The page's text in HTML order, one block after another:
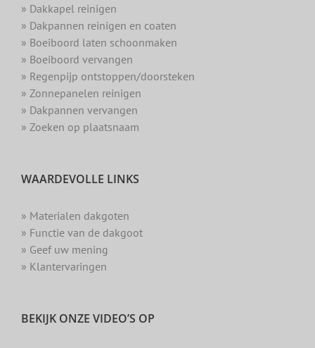
» Dakkapel reinigen
» Dakpannen reinigen en coaten
» Boeiboord laten schoonmaken
» Boeiboord vervangen
» Regenpijp ontstoppen/doorsteken
» Zonnepanelen reinigen
» Dakpannen vervangen
» Zoeken op plaatsnaam
WAARDEVOLLE LINKS
» Materialen dakgoten
» Functie van de dakgoot
» Geef uw mening
» Klantervaringen
BEKIJK ONZE VIDEO’S OP